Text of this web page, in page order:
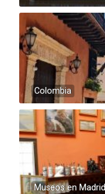
Colombia
Museos en Madrid